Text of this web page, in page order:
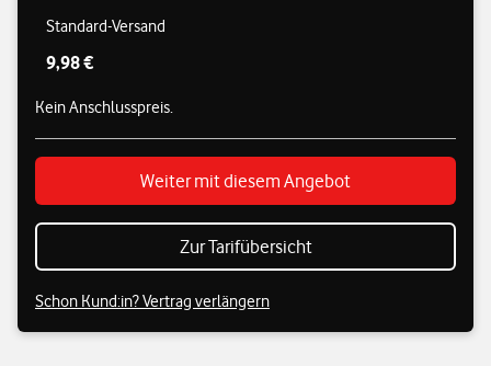
Standard-Versand
9,98 €
Kein Anschlusspreis.
Weiter mit diesem Angebot
Zur Tarifübersicht
Schon Kund:in? Vertrag verlängern